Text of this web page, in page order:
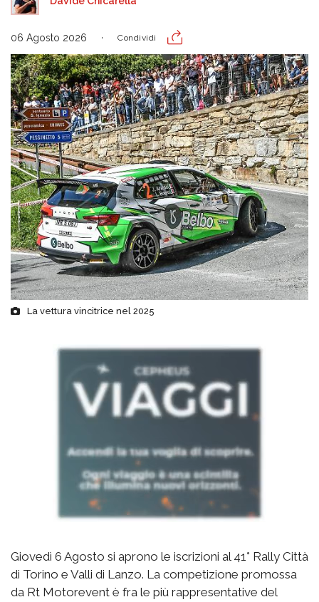
06 Agosto 2026 Condividi
La vettura vincitrice nel 2025
Giovedì 6 Agosto si aprono le iscrizioni al 41° Rally Città
di Torino e Valli di Lanzo. La competizione promossa
da Rt Motorevent è fra le più rappresentative del